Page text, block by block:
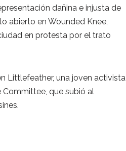
dañina e injusta de
abierto en Wounded Knee,
en protesta por el trato
Littlefeather, una joven activista
que subió al